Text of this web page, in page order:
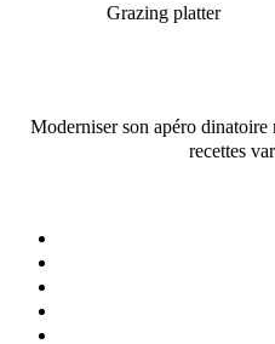
Grazing platter
Moderniser son apéro dinatoire
recettes